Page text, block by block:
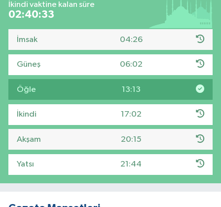
İkindi vaktine kalan süre
02:40:32
İmsak 04:26
Güneş 06:02
Öğle 13:13
İkindi 17:02
Akşam 20:15
Yatsı 21:44